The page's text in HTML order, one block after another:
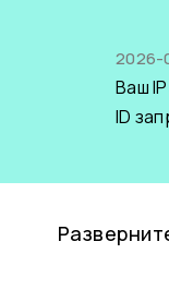
2026-
Ваш
ID